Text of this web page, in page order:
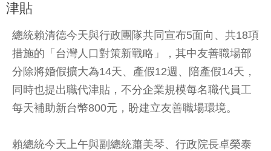
津貼
總統賴清德今天與行政團隊共同宣布5面向、共18項
措施的「台灣人口對策新戰略」，其中友善職場部
分除將婚假擴大為14天、產假12週、陪產假14天，
同時也提出職代津貼，不分企業規模每名職代員工
每天補助新台幣800元，盼建立友善職場環境。
賴總統今天上午與副總統蕭美琴、行政院長卓榮泰